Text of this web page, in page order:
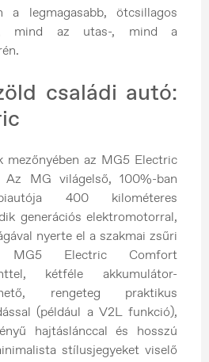
a legmagasabb, ötcsillagos
mind az utas-, mind a
családi autó:
mezőnyében az MG5 Electric
Az MG világelső, 100%-ban
400 kilométeres
generációs elektromotorral,
nyerte el a szakmai zsűri
MG5 Electric Comfort
kétféle akkumulátor-
rengeteg praktikus
(például a V2L funkció),
hajtáslánccal és hosszú
stílusjegyeket viselő